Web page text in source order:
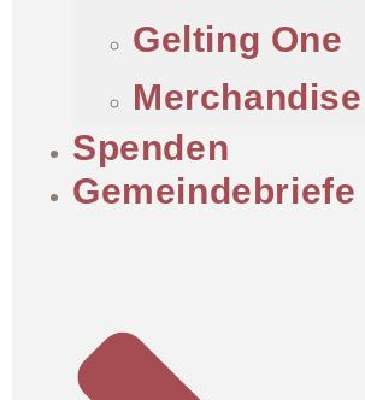
Gelting One
Merchandise
Spenden
Gemeindebriefe